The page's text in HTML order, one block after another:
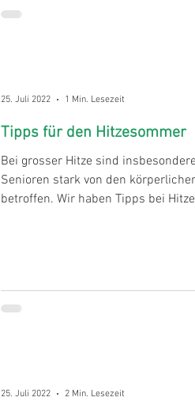
Tipps für den Hitzesommer
Bei grosser Hitze sind
Senioren stark von den
betroffen. Wir haben Tipps bei
25. Juli 2022 1 Min. Lesezeit
25. Juli 2022 2 Min. Lesezeit